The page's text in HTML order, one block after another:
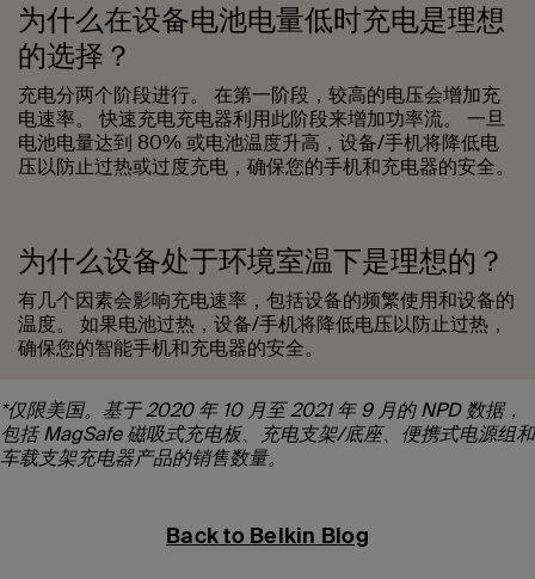
为什么在设备电池电量低时充电是理想
的选择？
充电分两个阶段进行。 在第一阶段，较高的电压会增加充
电速率。 快速充电充电器利用此阶段来增加功率流。 一旦
电池电量达到 80% 或电池温度升高，设备/手机将降低电
压以防止过热或过度充电，确保您的手机和充电器的安全。
为什么设备处于环境室温下是理想的？
有几个因素会影响充电速率，包括设备的频繁使用和设备的
温度。 如果电池过热，设备/手机将降低电压以防止过热，
确保您的智能手机和充电器的安全。
*仅限美国。基于 2020 年 10 月至 2021 年 9 月的 NPD 数据，
包括 MagSafe 磁吸式充电板、充电支架/底座、便携式电源组和
车载支架充电器产品的销售数量。
Back to Belkin Blog